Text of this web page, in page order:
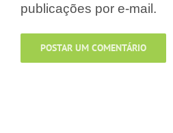
publicações por e-mail.